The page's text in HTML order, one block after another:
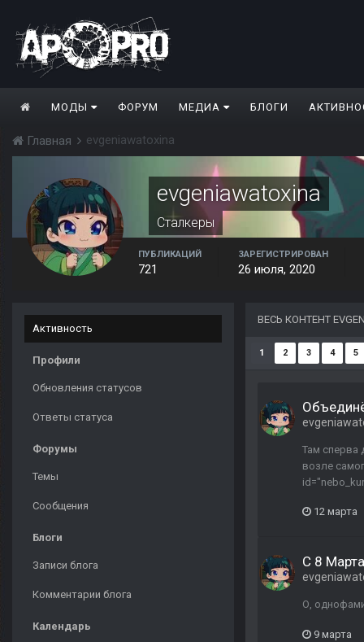
МОДЫ ФОРУМ МЕДИА БЛОГИ
Главная evgeniawatoxina
evgeniawatoxina
Сталкеры
ПУБЛИКАЦИЙ
721
ЗАРЕГИСТРИРОВАН
26 июля, 2020
Активность
Профили
Обновления статусов
Ответы статуса
Форумы
Темы
Сообщения
Блоги
Записи блога
Комментарии блога
Календарь
ВЕСЬ КОНТЕНТ
1 2 3 4 5
Там сперва
возле
12 марта
С 8
О,
9 марта